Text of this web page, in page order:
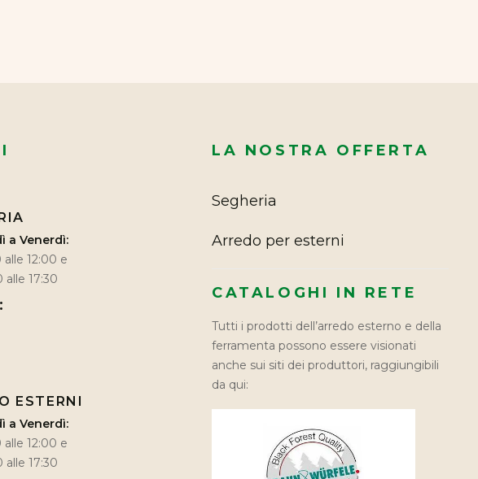
a Venerdì:
12:00 e
alle 17:30
ESTERNI
a Venerdì:
12:00 e
alle 17:30
LA NOSTRA OFFERTA
Segheria
Arredo per esterni
CATALOGHI IN RETE
Tutti i prodotti dell’arredo esterno e della
ferramenta possono essere visionati
anche sui siti dei produttori, raggiungibili
da qui: